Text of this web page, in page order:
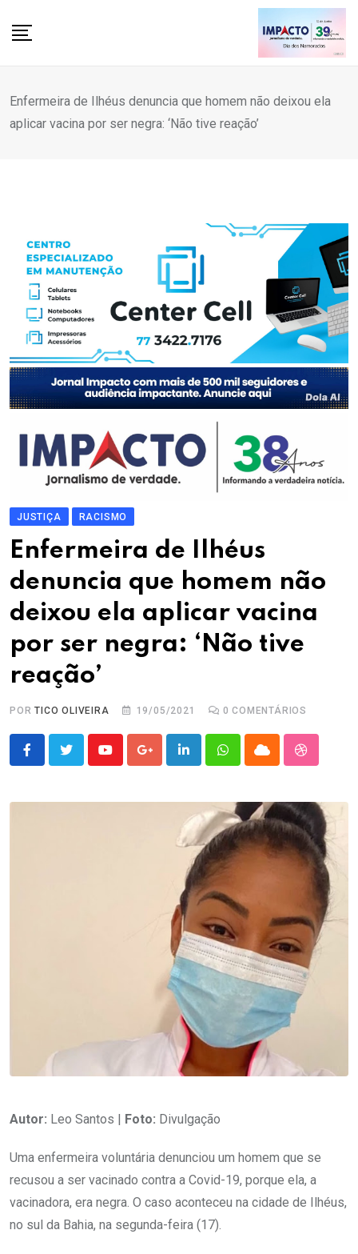
Enfermeira de Ilhéus denuncia que homem não deixou ela
aplicar vacina por ser negra: ‘Não tive reação’
JUSTIÇA RACISMO
Enfermeira de Ilhéus
denuncia que homem não
deixou ela aplicar vacina
por ser negra: ‘Não tive
reação’
PORTICO OLIVEIRA 19/05/2021 0 COMENTÁRIOS
YoutubeGoogle+LinkedInWhatsappCloud
Autor: Leo Santos | Foto: Divulgação
Uma enfermeira voluntária denunciou um homem que se
recusou a ser vacinado contra a Covid-19, porque ela, a
vacinadora, era negra. O caso aconteceu na cidade de Ilhéus,
no sul da Bahia, na segunda-feira (17).